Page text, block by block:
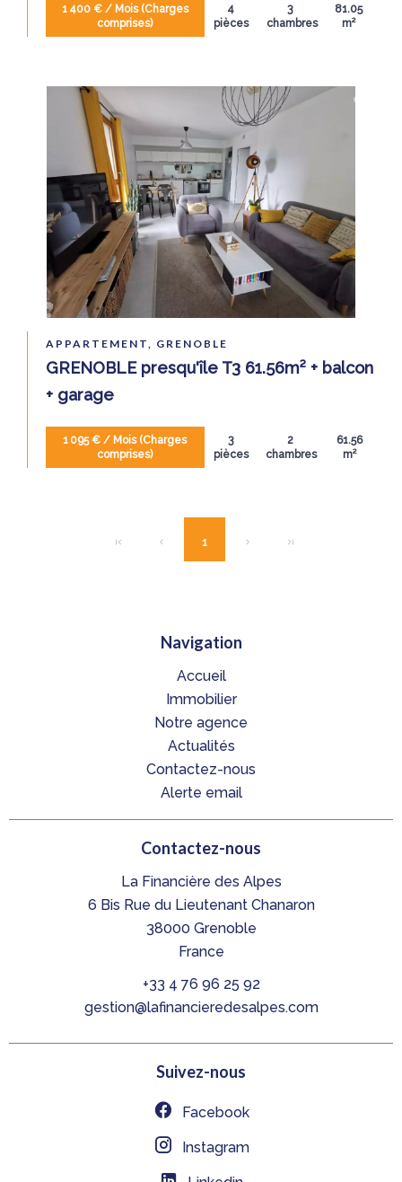
1 400 € / Mois (Charges
comprises)
4
pièces
3
chambres
81.05
m²
APPARTEMENT, GRENOBLE
GRENOBLE presqu'île T3 61.56m² + balcon
+ garage
1 095 € / Mois (Charges
comprises)
3
pièces
2
chambres
61.56
m²
1
Navigation
Accueil
Immobilier
Notre agence
Actualités
Contactez-nous
Alerte email
Contactez-nous
La Financière des Alpes
6 Bis Rue du Lieutenant Chanaron
38000 Grenoble
France
+33 4 76 96 25 92
gestion@lafinancieredesalpes.com
Suivez-nous
Facebook
Instagram